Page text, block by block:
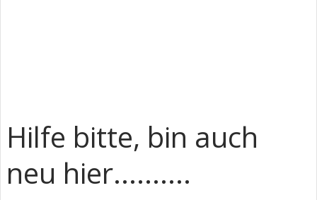
Hilfe bitte, bin auch
neu hier..........